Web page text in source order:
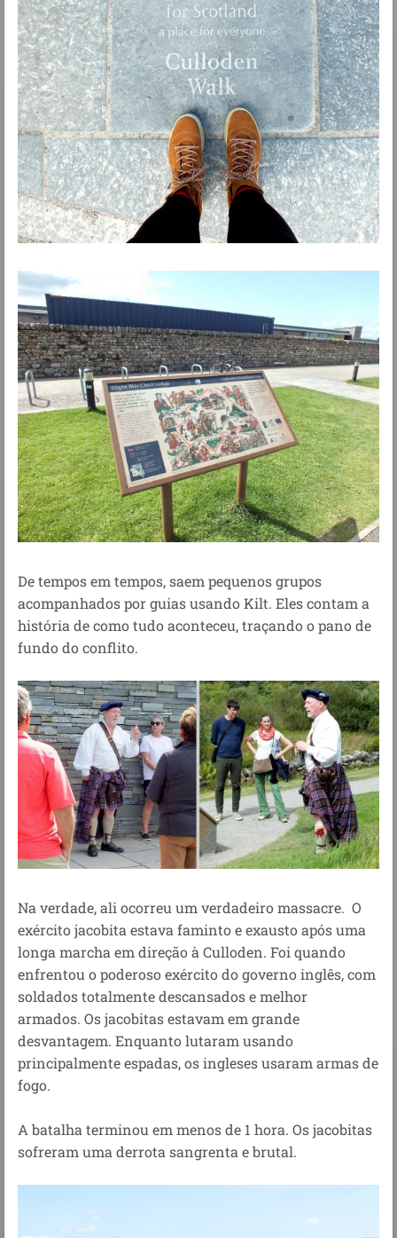
De tempos em tempos, saem pequenos grupos
acompanhados por guias usando Kilt. Eles contam a
história de como tudo aconteceu, traçando o pano de
fundo do conflito.
Na verdade, ali ocorreu um verdadeiro massacre. O
exército jacobita estava faminto e exausto após uma
longa marcha em direção à Culloden. Foi quando
enfrentou o poderoso exército do governo inglês, com
soldados totalmente descansados e melhor
armados. Os jacobitas estavam em grande
desvantagem. Enquanto lutaram usando
principalmente espadas, os ingleses usaram armas de
fogo.
A batalha terminou em menos de 1 hora. Os jacobitas
sofreram uma derrota sangrenta e brutal.